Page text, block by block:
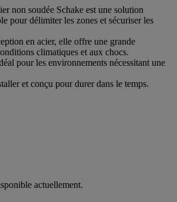
non soudée Schake est une solution
pour délimiter les zones et sécuriser les
en acier, elle offre une grande
climatiques et aux chocs.
pour les environnements nécessitant une
et conçu pour durer dans le temps.
actuellement.